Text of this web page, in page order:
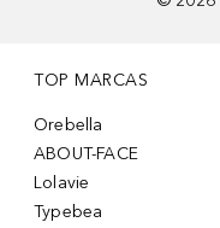
TOP MARCAS
Orebella
ABOUT-FACE
Lolavie
Typebea